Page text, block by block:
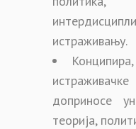
истраживању.
Конципира,
доприносе
теорија,